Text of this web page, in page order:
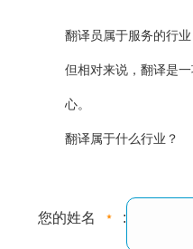
翻译员属于服务的行
但相对来说，翻译是
心。
翻译属于什么行业？
您的姓名 :